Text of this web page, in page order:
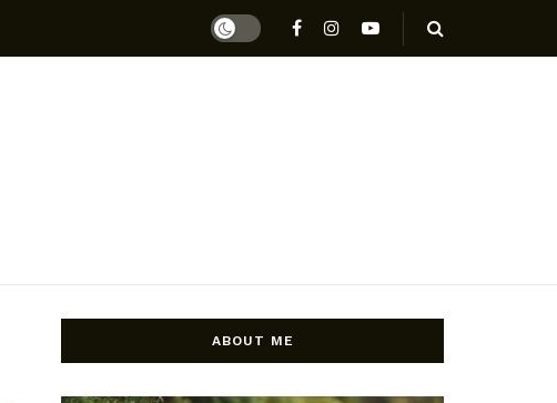
ABOUT ME